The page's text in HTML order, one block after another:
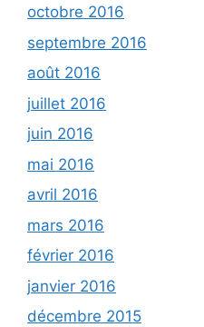
octobre 2016
septembre 2016
août 2016
juillet 2016
juin 2016
mai 2016
avril 2016
mars 2016
février 2016
janvier 2016
décembre 2015